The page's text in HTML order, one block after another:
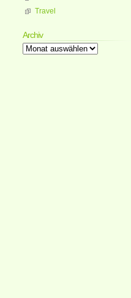
Travel
Archiv
Archiv